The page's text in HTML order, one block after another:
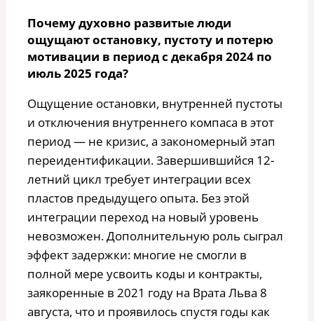
Почему духовно развитые люди
ощущают остановку, пустоту и потерю
мотивации в период с декабря 2024 по
июль 2025 года?
Ощущение остановки, внутренней пустоты
и отключения внутреннего компаса в этот
период — не кризис, а закономерный этап
переидентификации. Завершившийся 12-
летний цикл требует интеграции всех
пластов предыдущего опыта. Без этой
интеграции переход на новый уровень
невозможен. Дополнительную роль сыграл
эффект задержки: многие не смогли в
полной мере усвоить коды и контракты,
заякоренные в 2021 году на Врата Льва 8
августа, что и проявилось спустя годы как